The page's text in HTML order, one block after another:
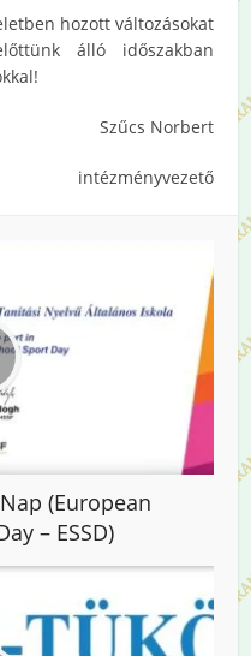
hozott változásokat
álló időszakban
Szűcs Norbert
intézményvezető
(European
– ESSD)